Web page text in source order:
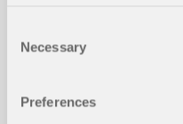
Selection
Necessary
Preferences